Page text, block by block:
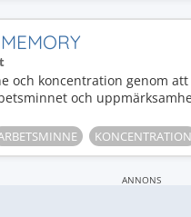
och koncentration genom
och
KONCENTRATION
ANNONS